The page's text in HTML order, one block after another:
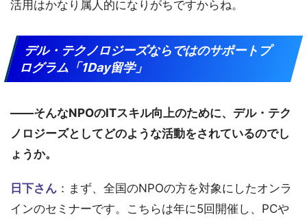
活用はかなり属人的になりがちですからね。
デル・テクノロジーズならではのサポートプ
ログラム「1Day留学」
――そんなNPOのITスキル向上のために、デル・テク
ノロジーズとしてどのような活動をされているのでし
ょうか。
日下さん ：まず、全国のNPOの方を対象にしたオンラ
インのセミナーです。こちらは年に5回開催し、PCや